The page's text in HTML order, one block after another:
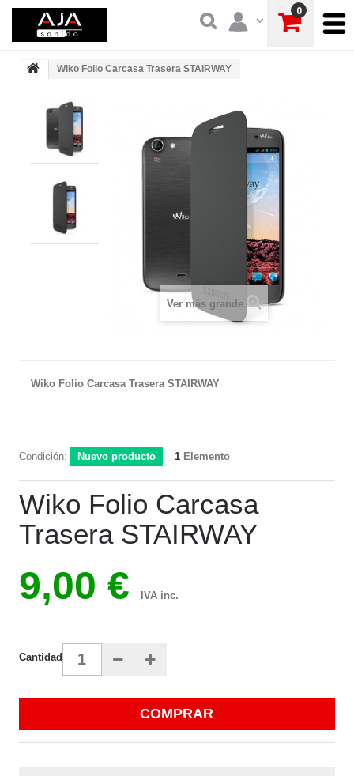
0
Wiko Folio Carcasa Trasera STAIRWAY
Ver más grande
Wiko Folio Carcasa Trasera STAIRWAY
Condición: Nuevo producto 1 Elemento
Wiko Folio Carcasa
Trasera STAIRWAY
9,00 € IVA inc.
Cantidad
COMPRAR